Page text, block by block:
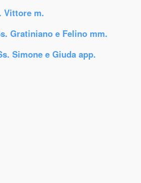
Vittore m.
Gratiniano e Felino mm.
Simone e Giuda app.